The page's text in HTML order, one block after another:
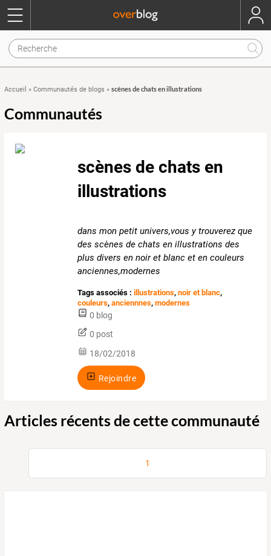
Accueil » Communautés de blogs » scènes de chats en illustrations
Communautés
scènes de chats en
illustrations
dans mon petit univers,vous y trouverez que
des scènes de chats en illustrations des
plus divers en noir et blanc et en couleurs
anciennes,modernes
Tags associés : illustrations,noir et blanc,
couleurs,anciennnes,modernes
0 blog
0 post
18/02/2018
Rejoindre
Articles récents de cette communauté
1